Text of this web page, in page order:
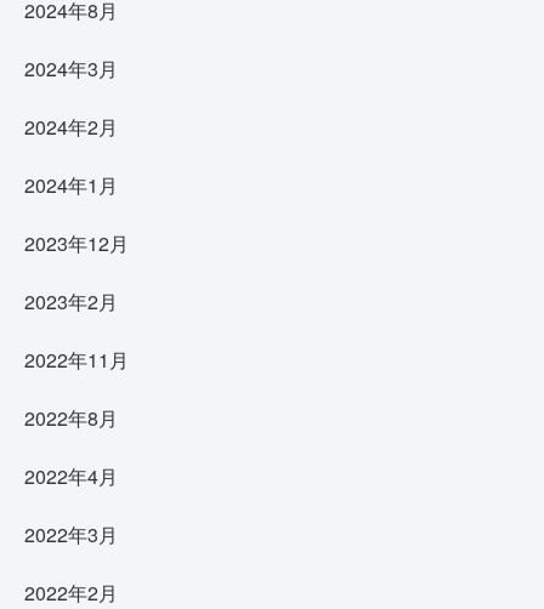
2024年8月
2024年3月
2024年2月
2024年1月
2023年12月
2023年2月
2022年11月
2022年8月
2022年4月
2022年3月
2022年2月